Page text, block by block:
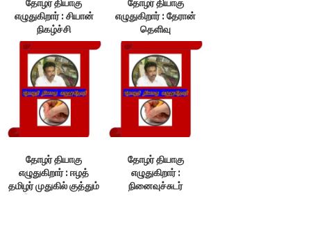
தோழர் தியாகு
எழுதுகிறார் : சியான்
நிகழ்ச்சி
தோழர் தியாகு
எழுதுகிறார் : தேரான்
தெளிவு
தோழர் தியாகு
எழுதுகிறார் : ஈழத்
தமிழர் முதுகில் குத்தும்
தோழர் தியாகு
எழுதுகிறார் :
நினைவுச்சுடர்